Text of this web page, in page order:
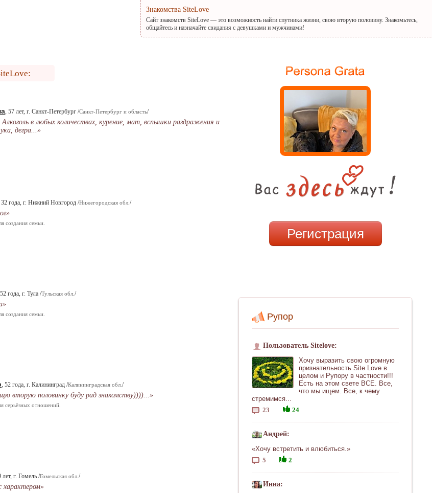
Знакомства SiteLove
Сайт знакомств SiteLove — это возможность найти спутника жизни, свою вторую половину. Знакомьтесь,
общайтесь и назначайте свидания с девушками и мужчинами!
Регистрация
Рупор
Пользователь Sitelove:
Хочу выразить свою огромную
признательность Site Love в
целом и Рупору в частности!!!
Есть на этом свете ВСЕ. Все,
что мы ищем. Все, к чему
стремимся...
23
24
Андрей:
«Хочу встретить и влюбиться.»
5
2
Инна:
, 57 лет, г. Санкт-Петербург /Санкт-Петербург и область/
)) Алкоголь в любых количествах, курение, мат, вспышки раздражения и
дегра...»
32 года, г. Нижний Новгород /Нижегородская обл. /
создания семьи.
года, г. Тула /Тульская обл. /
создания семьи.
, 52 года, г. Калининград /Калининградская обл. /
вторую половинку буду рад знакомству))))...»
серьёзных отношений.
лет, г. Гомель /Гомельская обл. /
характером»